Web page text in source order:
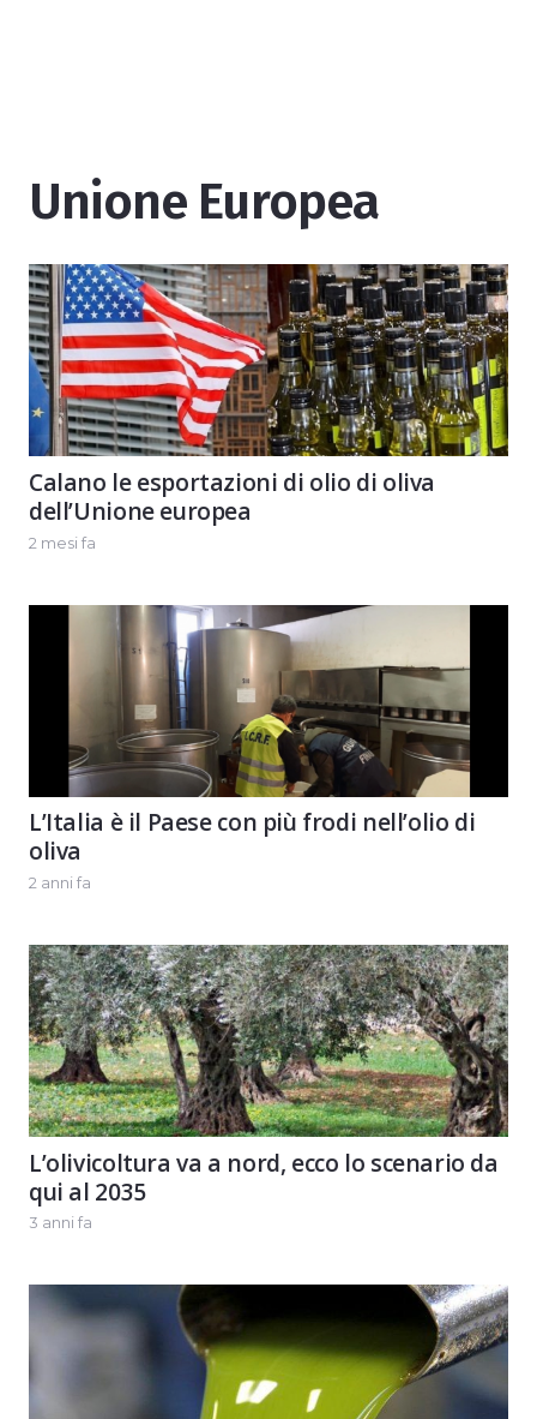
Unione Europea
Calano le esportazioni di olio di oliva
dell’Unione europea
2 mesi fa
L’Italia è il Paese con più frodi nell’olio di
oliva
2 anni fa
L’olivicoltura va a nord, ecco lo scenario da
qui al 2035
3 anni fa